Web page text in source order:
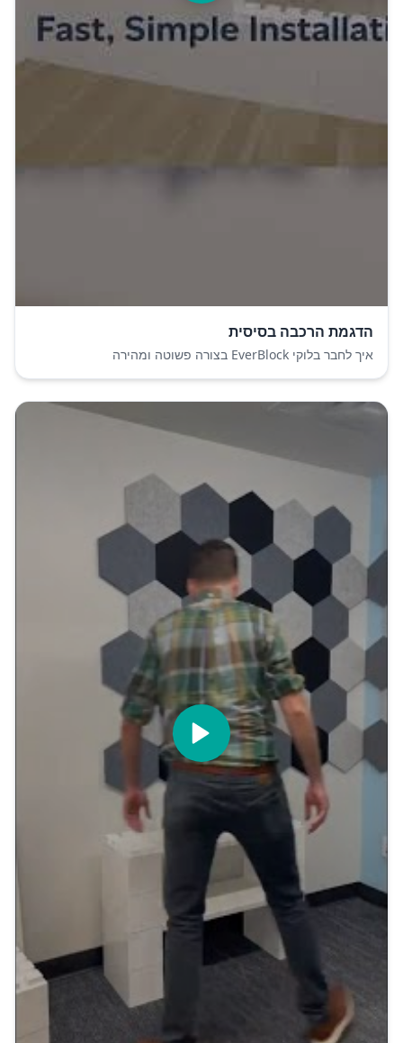
הדגמת הרכבה בסיסית
איך לחבר בלוקי EverBlock בצורה פשוטה ומהירה